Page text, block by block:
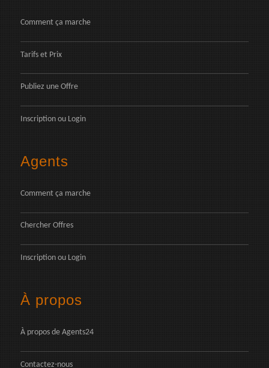
Comment ça marche
Tarifs et Prix
Publiez une Offre
Inscription ou Login
Agents
Comment ça marche
Chercher Offres
Inscription ou Login
À propos
À propos de Agents24
Contactez-nous